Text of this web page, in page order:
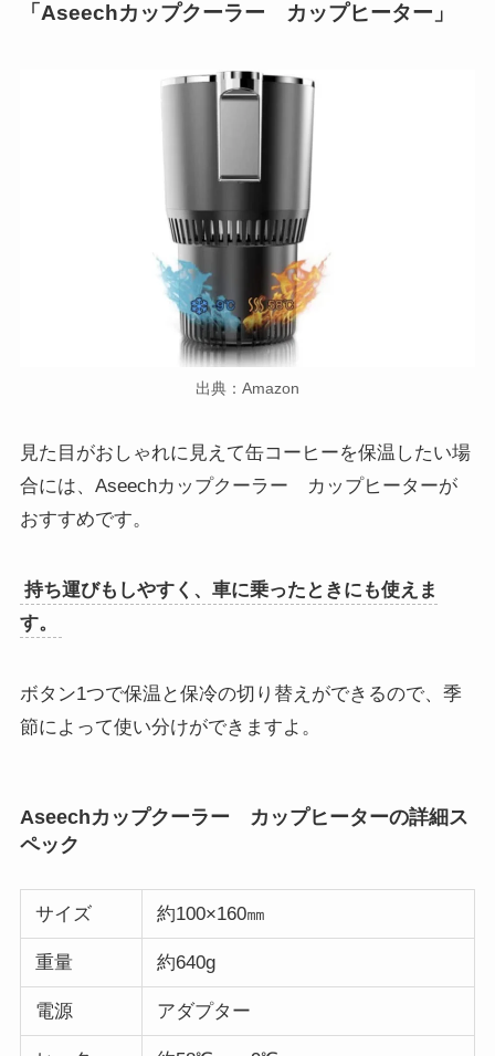
「Aseechカップクーラー カップヒーター」
出典：Amazon
見た目がおしゃれに見えて缶コーヒーを保温したい場
合には、Aseechカップクーラー カップヒーターが
おすすめです。
持ち運びもしやすく、車に乗ったときにも使えま
す。
ボタン1つで保温と保冷の切り替えができるので、季
節によって使い分けができますよ。
Aseechカップクーラー カップヒーターの詳細ス
ペック
サイズ 約100×160㎜
重量 約640g
電源 アダプター